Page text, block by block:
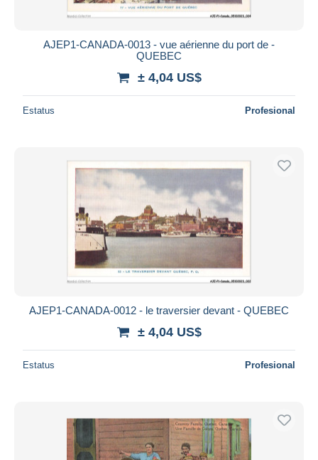
AJEP1-CANADA-0013 - vue aérienne du port de -
QUEBEC
± 4,04 US$
Estatus Profesional
AJEP1-CANADA-0012 - le traversier devant - QUEBEC
± 4,04 US$
Estatus Profesional